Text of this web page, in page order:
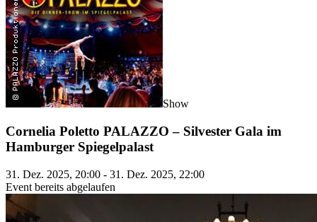
Show
Cornelia Poletto PALAZZO – Silvester Gala im
Hamburger Spiegelpalast
31. Dez. 2025, 20:00 - 31. Dez. 2025, 22:00
Event bereits abgelaufen